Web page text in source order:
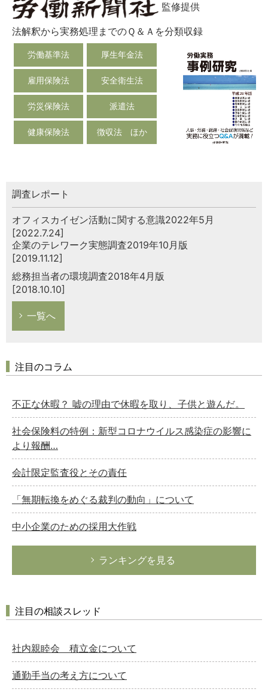
監修提供
法解釈から実務処理までのＱ＆Ａを分類収録
労働基準法 厚生年金法
雇用保険法 安全衛生法
労災保険法 派遣法
健康保険法 徴収法 ほか
調査レポート
オフィスカイゼン活動に関する意識2022年5月
[2022.7.24]
企業のテレワーク実態調査2019年10月版
[2019.11.12]
総務担当者の環境調査2018年4月版
[2018.10.10]
一覧へ
注目のコラム
不正な休暇？ 嘘の理由で休暇を取り、子供と遊んだ。
社会保険料の特例：新型コロナウイルス感染症の影響に
より報酬…
会計限定監査役とその責任
「無期転換をめぐる裁判の動向」について
中小企業のための採用大作戦
ランキングを見る
注目の相談スレッド
社内親睦会 積立金について
通勤手当の考え方について